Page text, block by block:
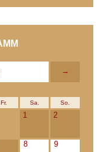
→
Fr. Sa. So.
1 2
8 9